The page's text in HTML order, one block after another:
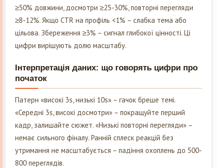
≥50% довжини, досмотри ≥25-30%, повторні перегляди
≥8-12%. Якщо CTR на профіль <1% – слабка тема або
цільова. Збереження ≥3% – сигнал глибокої цінності. Ці
цифри вирішують долю масштабу.
Інтерпретація даних: що говорять цифри про
початок
Патерн «високі 3s, низькі 10s» – гачок бреше темі.
«Середні 3s, високі досмотри» – покращуйте перший
кадр, залишайте сюжет. «Низькі повторні перегляди» –
немає сильного фіналу. Ранній сплеск реакцій без
утримання не масштабується – падіння охоплень до 500-
800 переглядів.